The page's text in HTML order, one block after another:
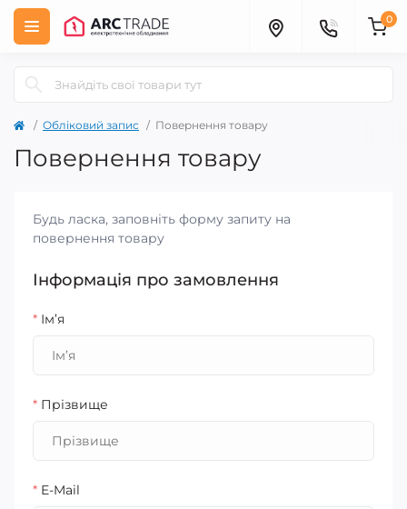
0
Обліковий запис Повернення товару
Повернення товару
Будь ласка, заповніть форму запиту на
повернення товару
Інформація про замовлення
* Ім’я
* Прізвище
* E-Mail